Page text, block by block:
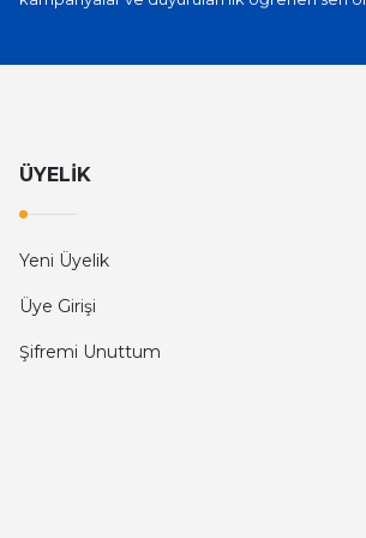
ÜYELİK
Yeni Üyelik
Üye Girişi
Şifremi Unuttum